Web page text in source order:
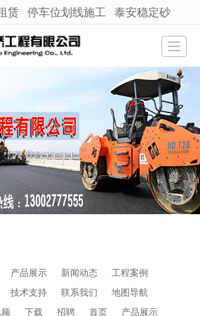
很遗憾，因您的浏览器版本过低导致无法获得最佳浏览体验，推荐下载安装谷歌浏览器！
赁 停车位划线施工 泰安稳定砂
产品展示 新闻动态
工程案例
技术支持 联系我们
地图导航
下载 招聘 首页
产品展示